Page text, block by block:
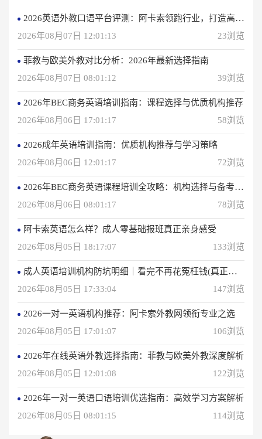
2026英语外教口语平台评测：阿卡索领跑行业，打造高效学习体验
2026年08月07日 12:01:13
23浏览
菲教与欧美外教对比分析：2026年最新选择指南
2026年08月07日 08:01:12
39浏览
2026年BEC商务英语培训指南：课程选择与优质机构推荐
2026年08月06日 17:01:17
58浏览
2026成年英语培训指南：优质机构推荐与学习策略
2026年08月06日 12:01:17
72浏览
2026年BEC商务英语课程培训全攻略：机构选择与备考指南
2026年08月06日 08:01:17
78浏览
阿卡索英语怎么样？成人零基础报班真正亲身感受
2026年08月05日 18:17:07
133浏览
成人英语培训机构防坑明细｜看完不再花冤枉钱(真正的用户反馈)
2026年08月05日 17:33:04
147浏览
2026一对一英语机构推荐：阿卡索外教网领衔专业之选
2026年08月05日 17:01:07
106浏览
2026年在线英语外教选择指南：菲教与欧美外教深度解析
2026年08月05日 12:01:08
122浏览
2026年一对一英语口语培训优选指南：高效学习方案解析
2026年08月05日 08:01:15
114浏览